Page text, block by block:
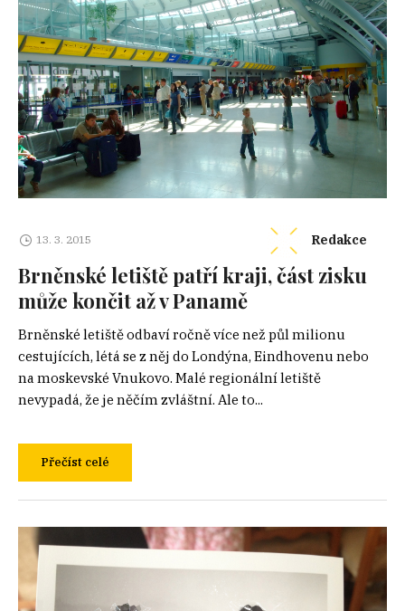
13. 3. 2015 Redakce
Brněnské letiště patří kraji, část zisku
může končit až v Panamě
Brněnské letiště odbaví ročně více než půl milionu
cestujících, létá se z něj do Londýna, Eindhovenu nebo
na moskevské Vnukovo. Malé regionální letiště
nevypadá, že je něčím zvláštní. Ale to...
Přečíst celé